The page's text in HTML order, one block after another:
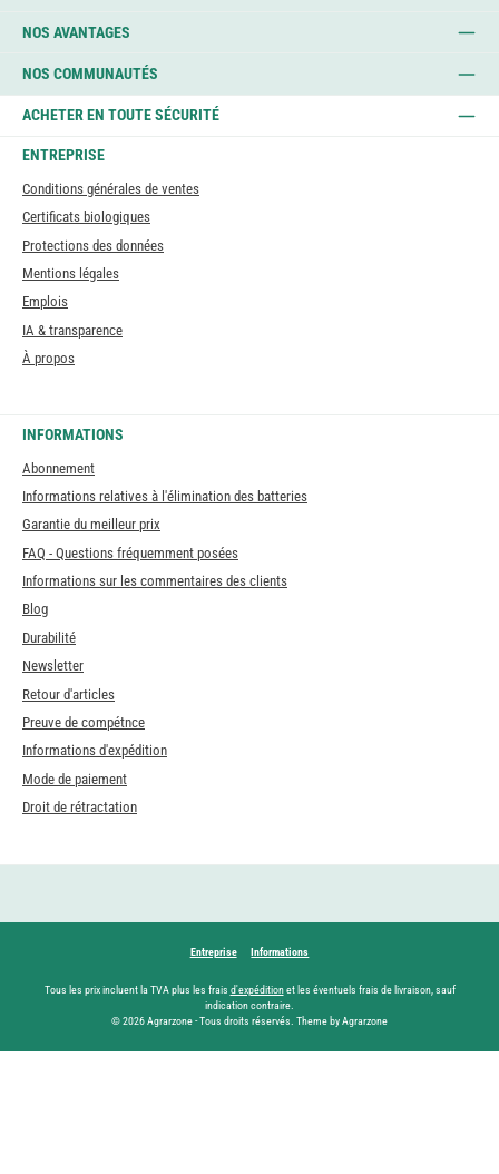
NOS AVANTAGES
NOS COMMUNAUTÉS
ACHETER EN TOUTE SÉCURITÉ
ENTREPRISE
Conditions générales de ventes
Certificats biologiques
Protections des données
Mentions légales
Emplois
IA & transparence
À propos
INFORMATIONS
Abonnement
Informations relatives à l'élimination des batteries
Garantie du meilleur prix
FAQ - Questions fréquemment posées
Informations sur les commentaires des clients
Blog
Durabilité
Newsletter
Retour d'articles
Preuve de compétnce
Informations d'expédition
Mode de paiement
Droit de rétractation
Entreprise Informations
Tous les prix incluent la TVA plus les frais d'expéditionet les éventuels frais de livraison, sauf
indication contraire.
© 2026 Agrarzone - Tous droits réservés. Theme by Agrarzone